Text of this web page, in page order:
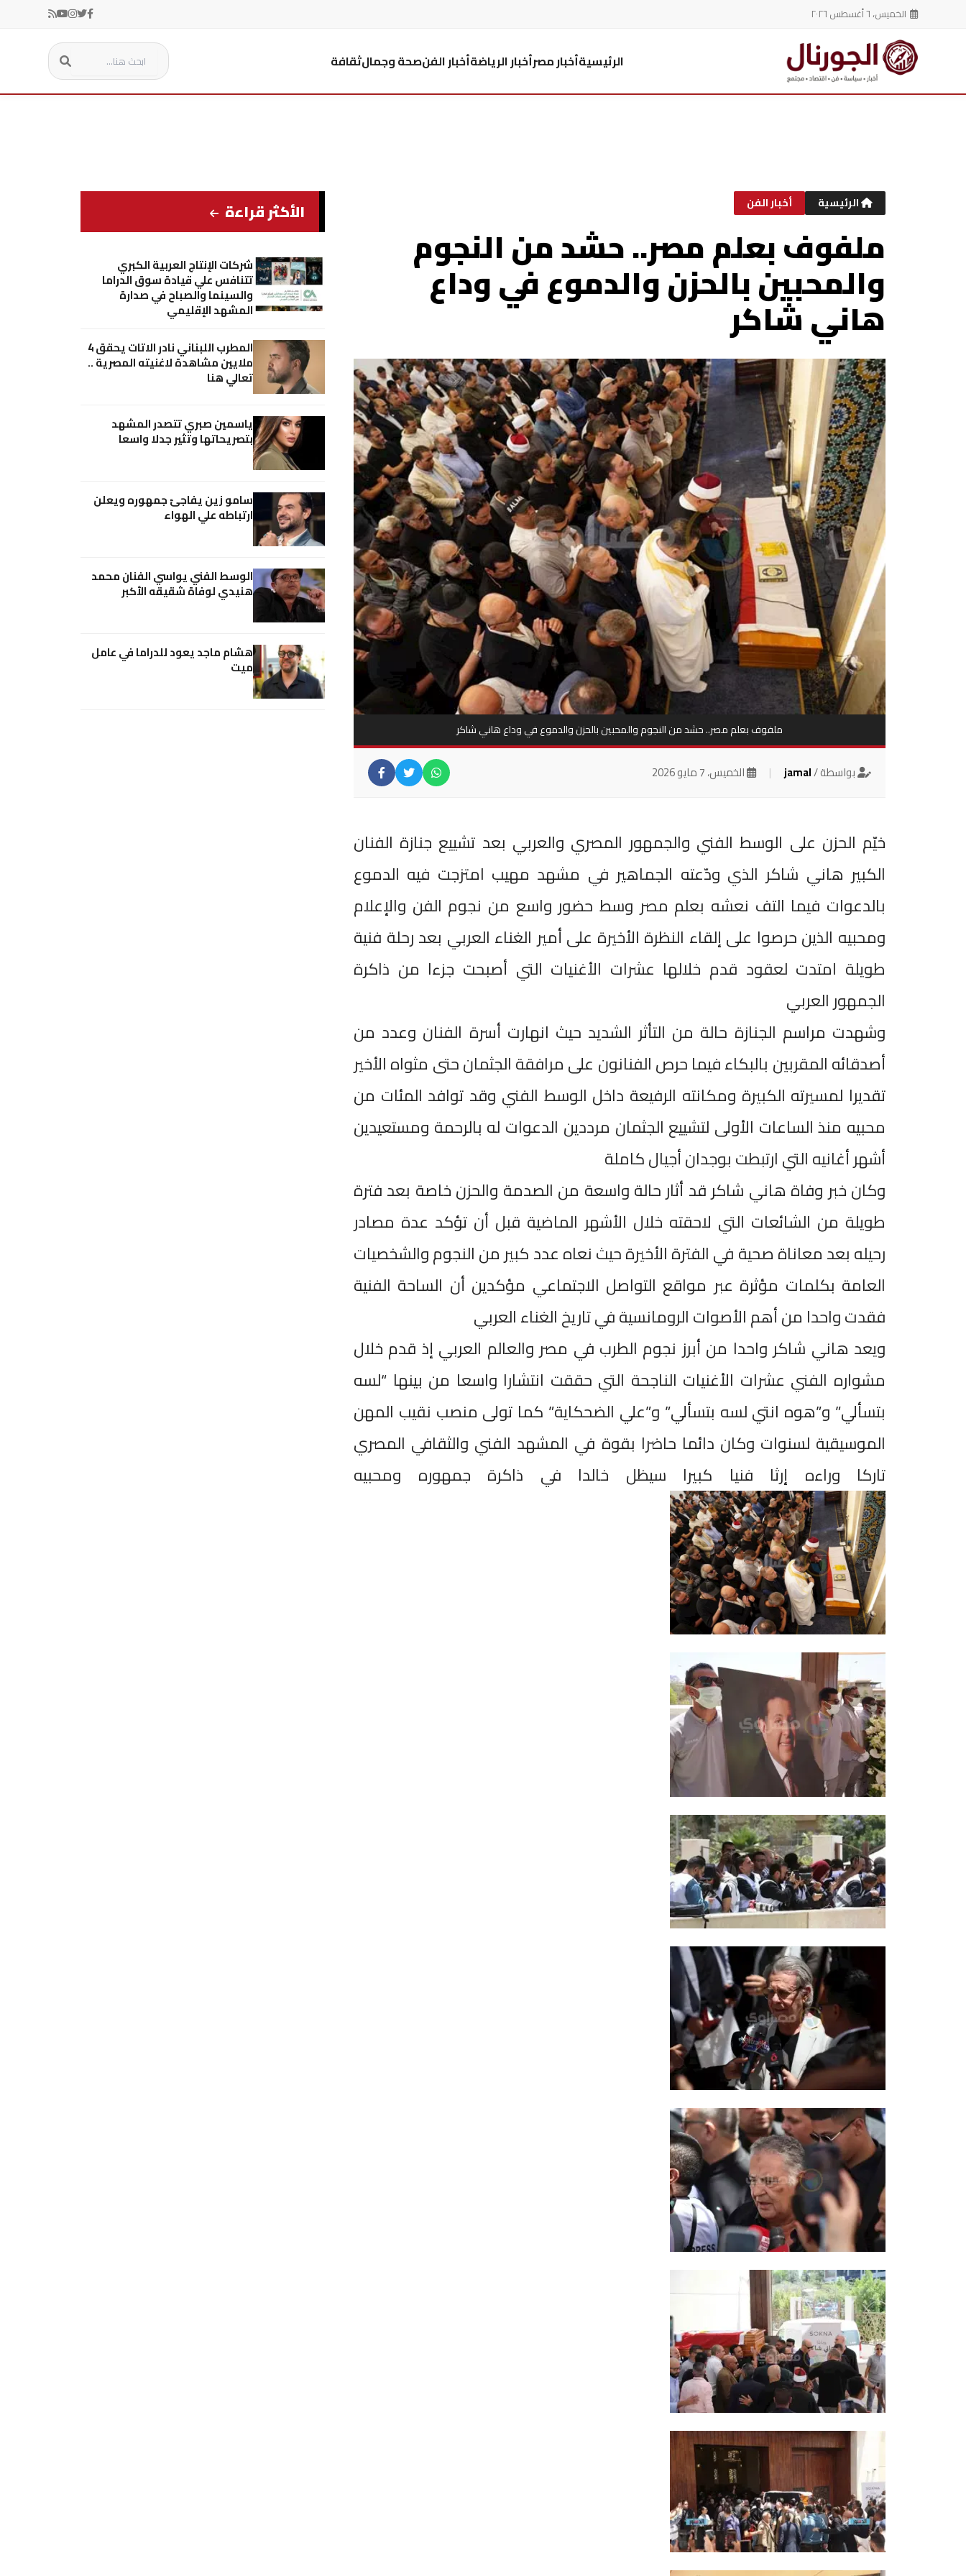
الخميس، ٦ أغسطس ٢٠٢٦
الرئيسيةأخبار مصرأخبار الرياضةأخبار الفنصحة وجمالثقافة
الرئيسية أخبار الفن
ملفوف بعلم مصر.. حشد من النجوم
والمحبين بالحزن والدموع في وداع
هاني شاكر
ملفوف بعلم مصر.. حشد من النجوم والمحبين بالحزن والدموع في وداع هاني شاكر
بواسطة /jamal
| الخميس، 7 مايو 2026
خيّم الحزن على الوسط الفني والجمهور المصري والعربي بعد تشييع جنازة الفنان
الكبير هاني شاكر الذي ودّعته الجماهير في مشهد مهيب امتزجت فيه الدموع
بالدعوات فيما التف نعشه بعلم مصر وسط حضور واسع من نجوم الفن والإعلام
ومحبيه الذين حرصوا على إلقاء النظرة الأخيرة على أمير الغناء العربي بعد رحلة فنية
طويلة امتدت لعقود قدم خلالها عشرات الأغنيات التي أصبحت جزءا من ذاكرة
الجمهور العربي
وشهدت مراسم الجنازة حالة من التأثر الشديد حيث انهارت أسرة الفنان وعدد من
أصدقائه المقربين بالبكاء فيما حرص الفنانون على مرافقة الجثمان حتى مثواه الأخير
تقديرا لمسيرته الكبيرة ومكانته الرفيعة داخل الوسط الفني وقد توافد المئات من
محبيه منذ الساعات الأولى لتشييع الجثمان مرددين الدعوات له بالرحمة ومستعيدين
أشهر أغانيه التي ارتبطت بوجدان أجيال كاملة
وكان خبر وفاة هاني شاكر قد أثار حالة واسعة من الصدمة والحزن خاصة بعد فترة
طويلة من الشائعات التي لاحقته خلال الأشهر الماضية قبل أن تؤكد عدة مصادر
رحيله بعد معاناة صحية في الفترة الأخيرة حيث نعاه عدد كبير من النجوم والشخصيات
العامة بكلمات مؤثرة عبر مواقع التواصل الاجتماعي مؤكدين أن الساحة الفنية
فقدت واحدا من أهم الأصوات الرومانسية في تاريخ الغناء العربي
ويعد هاني شاكر واحدا من أبرز نجوم الطرب في مصر والعالم العربي إذ قدم خلال
مشواره الفني عشرات الأغنيات الناجحة التي حققت انتشارا واسعا من بينها “لسه
بتسألي” و”هوه انتي لسه بتسألي” و”علي الضحكاية” كما تولى منصب نقيب المهن
الموسيقية لسنوات وكان دائما حاضرا بقوة في المشهد الفني والثقافي المصري
تاركا وراءه إرثا فنيا كبيرا سيظل خالدا في ذاكرة جمهوره ومحبيه
الأكثر قراءة
شركات الإنتاج العربية الكبري
تتنافس علي قيادة سوق الدراما
والسينما والصباح في صدارة
المشهد الإقليمي
المطرب اللبناني نادر الاتات يحقق 4
ملايين مشاهدة لاغنيته المصرية ..
تعالي هنا
ياسمين صبري تتصدر المشهد
بتصريحاتها وتثير جدلا واسعا
سامو زين يفاجئ جمهوره ويعلن
ارتباطه علي الهواء
الوسط الفني يواسي الفنان محمد
هنيدي لوفاة شقيقه الأكبر
هشام ماجد يعود للدراما في عامل
ميت